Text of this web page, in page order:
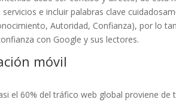
e incluir palabras clave
Autoridad, Confianza), por lo
con Google y sus lectores.
móvil
el 60% del tráfico web global proviene